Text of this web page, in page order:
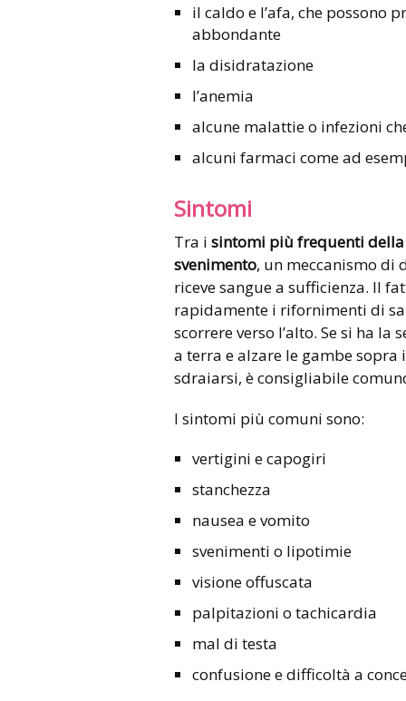
il caldo e l’afa, che possono
abbondante
la disidratazione
l’anemia
alcune malattie o infezioni
alcuni farmaci come ad
Sintomi
Tra i sintomi più frequenti
svenimento, un meccanismo di
riceve sangue a sufficienza. Il
rapidamente i rifornimenti di
scorrere verso l’alto. Se si ha la
a terra e alzare le gambe sopra
sdraiarsi, è consigliabile
I sintomi più comuni sono:
vertigini e capogiri
stanchezza
nausea e vomito
svenimenti o lipotimie
visione offuscata
palpitazioni o tachicardia
mal di testa
confusione e difficoltà a